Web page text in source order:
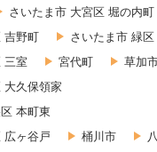
さいたま市 大宮区 堀の内町
吉野町
さいたま市 緑区
三室
宮代町
草加
大久保領家
本町東
広ヶ谷戸
桶川市